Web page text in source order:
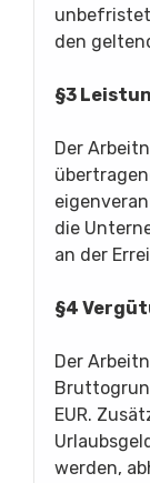
den
§3
Der
die
an der
§4
Der
EUR.
werden,